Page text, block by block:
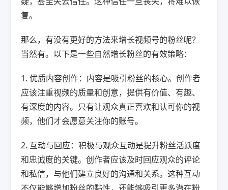
复。
那么，有没有更好的方法来增长视频号的粉丝呢？
当然有。以下是一些自然增长粉丝的有效策略：
1. 优质内容创作：内容是吸引粉丝的核心。创作者
应该注重视频的质量和创意，提供有价值、有趣、
有深度的内容。只有让观众真正喜欢和认可你的视
频，他们才会愿意关注你的账号。
2. 互动与回应：积极与观众互动是提升粉丝活跃度
和忠诚度的关键。创作者应该及时回应观众的评论
和私信，与他们建立良好的沟通和关系。这种互动